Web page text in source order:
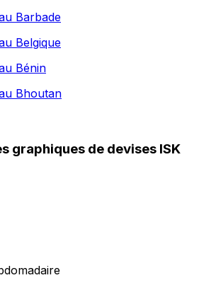
Barbade
Belgique
Bénin
Bhoutan
graphiques de devises ISK